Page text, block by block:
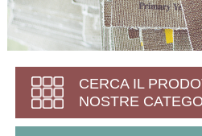
CERCA IL
NOSTRE